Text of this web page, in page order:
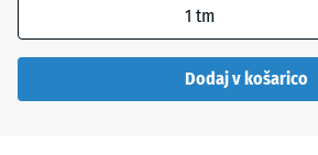
uporablja
1 tm
Dodaj v košarico